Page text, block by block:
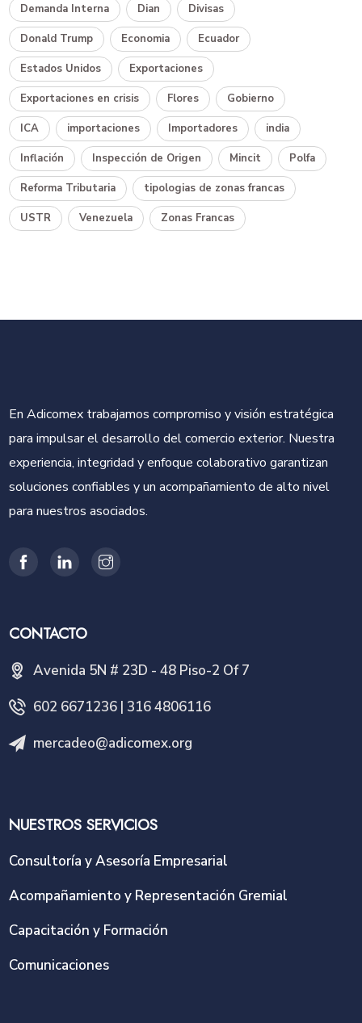
Demanda Interna Dian Divisas
Donald Trump Economia Ecuador
Estados Unidos Exportaciones
Exportaciones en crisis Flores Gobierno
ICA importaciones Importadores india
Inflación Inspección de Origen Mincit Polfa
Reforma Tributaria tipologias de zonas francas
USTR Venezuela Zonas Francas
En Adicomex trabajamos compromiso y visión estratégica
para impulsar el desarrollo del comercio exterior. Nuestra
experiencia, integridad y enfoque colaborativo garantizan
soluciones confiables y un acompañamiento de alto nivel
para nuestros asociados.
CONTACTO
Avenida 5N # 23D - 48 Piso-2 Of 7
602 6671236 | 316 4806116
mercadeo@adicomex.org
NUESTROS SERVICIOS
Consultoría y Asesoría Empresarial
Acompañamiento y Representación Gremial
Capacitación y Formación
Comunicaciones